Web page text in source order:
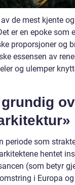
de mest kjente
er en epoke som
proporsjoner og
essensen av
og ulemper
periode som
hentet
(som betyr
i Europa